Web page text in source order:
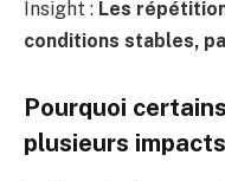
Insight : Les
conditions stables,
Pourquoi
plusieurs impacts